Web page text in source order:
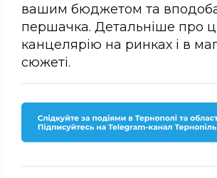
вашим бюджетом та
першачка. Детальніше про
канцелярію на ринках і в
сюжеті.